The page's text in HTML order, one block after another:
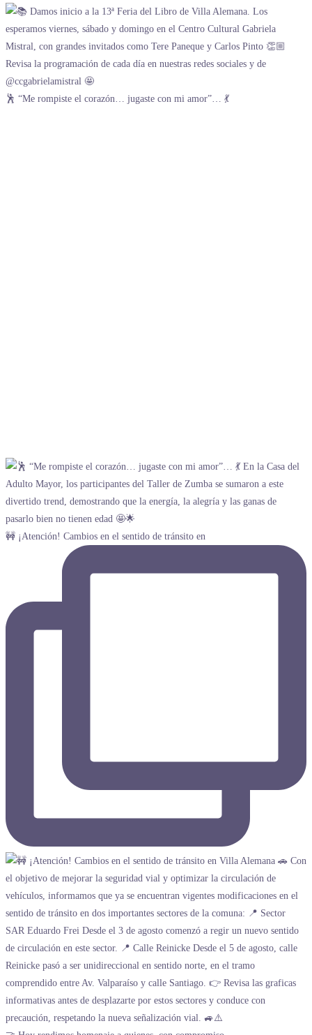
🕺 “Me rompiste el corazón… jugaste con mi amor”… 💃
🚧 ¡Atención! Cambios en el sentido de tránsito en